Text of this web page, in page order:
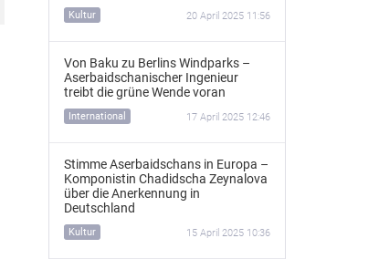
Kultur 20 April 2025 11:56
Von Baku zu Berlins Windparks –
Aserbaidschanischer Ingenieur
treibt die grüne Wende voran
International 17 April 2025 12:46
Stimme Aserbaidschans in Europa –
Komponistin Chadidscha Zeynalova
über die Anerkennung in
Deutschland
Kultur 15 April 2025 10:36